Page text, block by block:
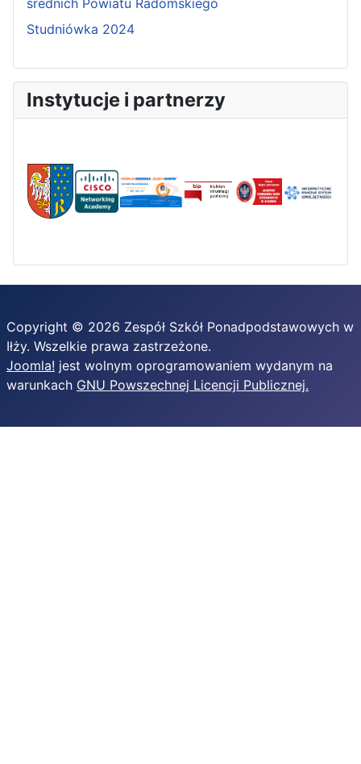
średnich Powiatu Radomskiego
Studniówka 2024
Instytucje i partnerzy
Copyright © 2026 Zespół Szkół Ponadpodstawowych w
Iłży. Wszelkie prawa zastrzeżone.
Joomla! jest wolnym oprogramowaniem wydanym na
warunkach GNU Powszechnej Licencji Publicznej.